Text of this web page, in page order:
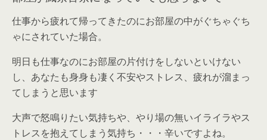
仕事から疲れて帰ってきたのにお部屋の中がぐちゃぐち
ゃにされていた場合。
明日も仕事なのにお部屋の片付けをしないといけない
し、あなたも身身も凄く不安やストレス、疲れが溜まっ
てしまうと思います
大声で怒鳴りたい気持ちや、やり場の無いイライラやス
トレスを抱えてしまう気持ち・・・辛いですよね。